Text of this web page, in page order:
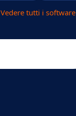
Vedere tutti i software